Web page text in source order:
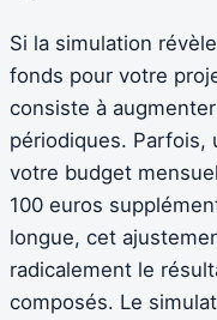
Si la simulation
fonds pour votre
consiste à
périodiques. Parfois,
votre budget
100 euros
longue, cet
radicalement le
composés. Le